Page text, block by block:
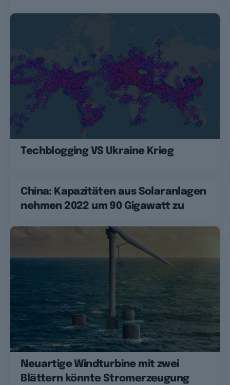
Techblogging VS Ukraine Krieg
China: Kapazitäten aus Solaranlagen
nehmen 2022 um 90 Gigawatt zu
Neuartige Windturbine mit zwei
Blättern könnte Stromerzeugung